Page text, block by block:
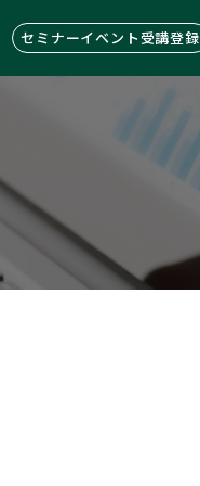
セミナーイベント受講登録